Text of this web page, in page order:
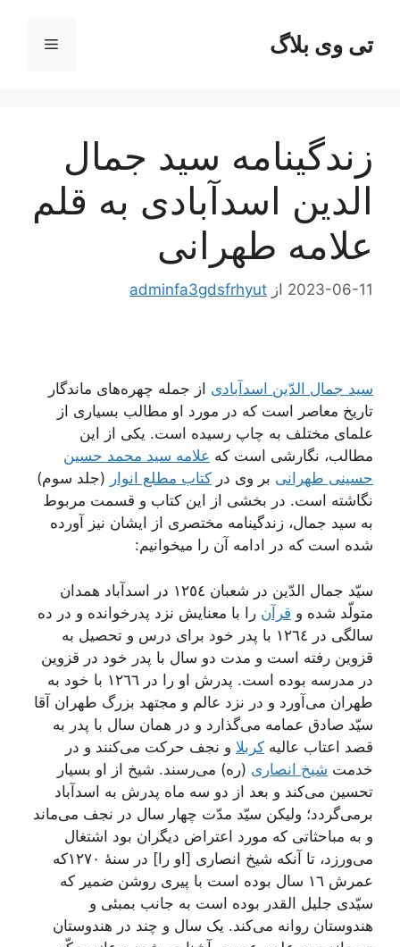
محتواتی وی بلاگ فهرست
زندگینامه سید جمال
الدین اسدآبادی به قلم
علامه طهرانی
2023-06-11 از adminfa3gdsfrhyut
سید جمال الدّین اسدآبادی از جمله چهره‌های ماندگار
تاریخ معاصر است که در مورد او مطالب بسیاری از
علمای مختلف به چاپ رسیده است. یکی از این
مطالب، نگارشی است که علامه سید محمد حسین
حسینی طهرانی بر وی در کتاب مطلع انوار (جلد سوم)
نگاشته است. در بخشی از این کتاب و قسمت مربوط
به سید جمال، زندگینامه مختصری از ایشان نیز آورده
شده است که در ادامه آن را میخوانیم:
سیّد جمال الدّین در شعبان ١٢٥٤ در اسدآباد همدان
متولّد شده و قرآن را با معنایش نزد پدرخوانده و در ده
سالگی در ١٢٦٤ با پدر خود برای درس و تحصیل به
قزوین رفته است و مدت دو سال با پدر خود در قزوین
در مدرسه بوده است. پدرش او را در ١٢٦٦ با خود به
طهران می‌آورد و در نزد عالم و مجتهد بزرگ طهران آقا
سیّد صادق عمامه می‌گذارد و در همان سال با پدر به
قصد اعتاب عالیه کربلا و نجف حرکت می‌کنند و در
خدمت شیخ انصاری (ره) می‌رسند. شیخ از او بسیار
تحسین می‌کند و بعد از دو سه ماه پدرش به اسدآباد
برمی‌گردد؛ ولیکن سیّد مدّت چهار سال در نجف می‌ماند
و به مباحثاتی که مورد اعتراض دیگران بود اشتغال
می‌ورزد، تا آنکه شیخ انصاری [او را] در سنۀ ١٢٧٠که
عمرش ١٦ سال بوده است با پیری روشن ضمیر که
سیّدی جلیل القدر بوده است به جانب بمبئی و
هندوستان روانه می‌کند. یک سال و چند در هندوستان